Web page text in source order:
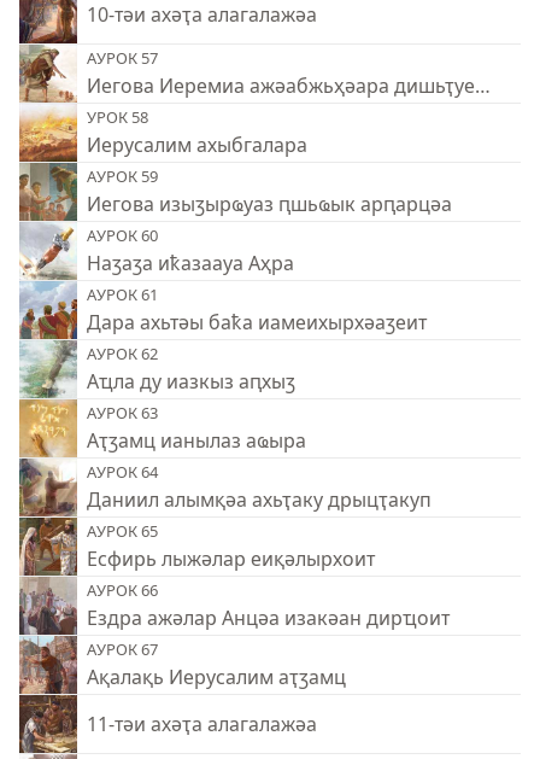
10-тәи ахәҭа алагалажәа
АУРОК 57
Иегова Иеремиа ажәабжьҳәара дишьҭуеит
УРОК 58
Иерусалим ахыбгалара
АУРОК 59
Иегова изыӡырҩуаз ԥшьҩык арԥарцәа
АУРОК 60
Наӡаӡа иҟазаауа Аҳра
АУРОК 61
Дара ахьтәы баҟа иамеихырхәаӡеит
АУРОК 62
Аҵла ду иазкыз аԥхыӡ
АУРОК 63
Аҭӡамц ианылаз аҩыра
АУРОК 64
Даниил алымқәа ахьҭаку дрыцҭакуп
АУРОК 65
Есфирь лыжәлар еиқәлырхоит
АУРОК 66
Ездра ажәлар Анцәа изакәан дирҵоит
АУРОК 67
Ақалақь Иерусалим аҭӡамц
11-тәи ахәҭа алагалажәа